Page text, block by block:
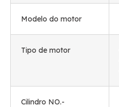
Modelo do motor
Tipo de motor
Cilindro NO.-